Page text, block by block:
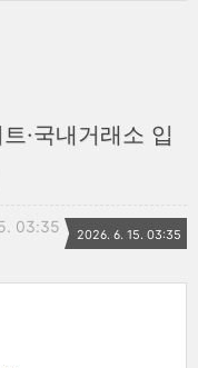
·국내거래소 입
03:35 2026. 6. 15. 03:35